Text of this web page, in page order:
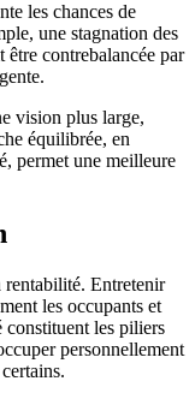
les chances de
une stagnation des
contrebalancée par
vision plus large,
équilibrée, en
permet une meilleure
rentabilité. Entretenir
les occupants et
constituent les piliers
personnellement